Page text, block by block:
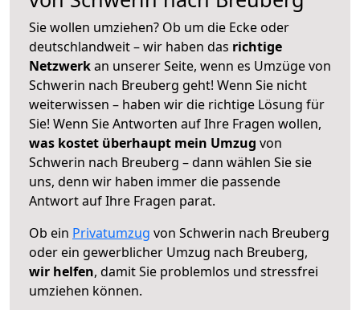
Sie wollen umziehen? Ob um die Ecke oder
deutschlandweit – wir haben das richtige
Netzwerkan unserer Seite, wenn es Umzüge von
Schwerin nach Breuberg geht! Wenn Sie nicht
weiterwissen – haben wir die richtige Lösung für
Sie! Wenn Sie Antworten auf Ihre Fragen wollen,
was kostet überhaupt mein Umzug von
Schwerin nach Breuberg – dann wählen Sie sie
uns, denn wir haben immer die passende
Antwort auf Ihre Fragen parat.
Ob ein Privatumzug von Schwerin nach Breuberg
oder ein gewerblicher Umzug nach Breuberg,
wir helfen, damit Sie problemlos und stressfrei
umziehen können.